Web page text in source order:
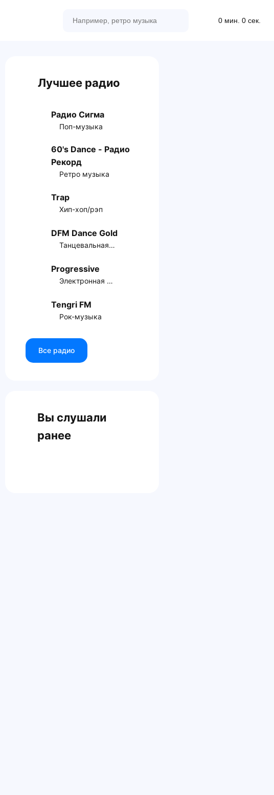
0 мин. 0 сек.
Лучшее радио
Радио Сигма
Поп-музыка
60's Dance - Радио
Рекорд
Ретро музыка
Trap
Хип-хоп/рэп
DFM Dance Gold
Танцевальная музыка
Progressive
Электронная музыка
Tengri FM
Рок-музыка
Все радио
Вы слушали
ранее